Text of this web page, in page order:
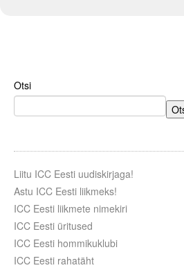
Otsi
Liitu ICC Eesti uudiskirjaga!
Astu ICC Eesti liikmeks!
ICC Eesti liikmete nimekiri
ICC Eesti üritused
ICC Eesti hommikuklubi
ICC Eesti rahatäht